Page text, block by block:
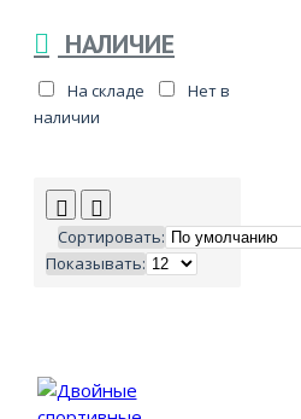
НАЛИЧИЕ
На складе
Нет в
наличии
Сортировать:
Показывать: